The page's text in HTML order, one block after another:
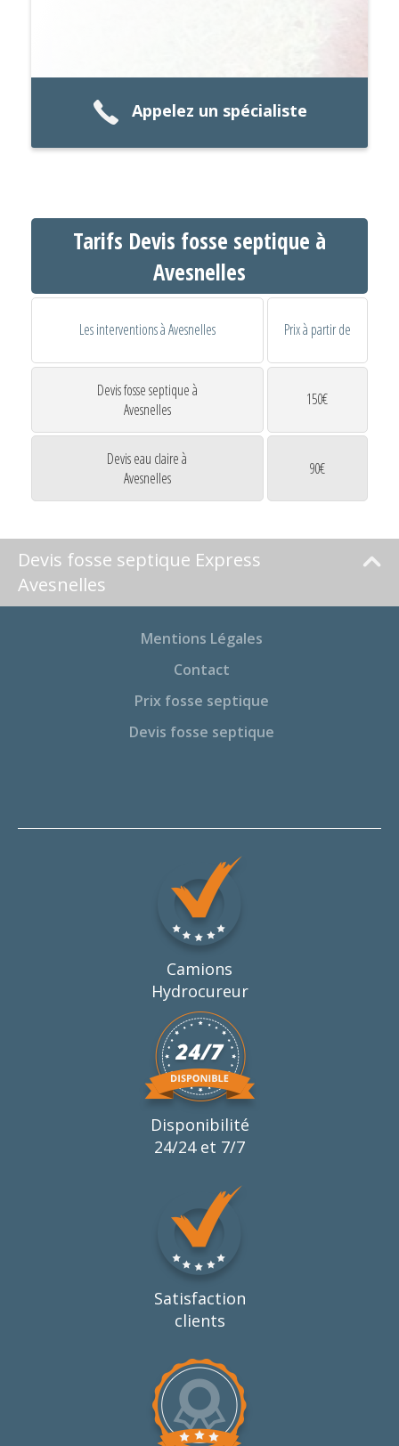
Appelez un spécialiste
Tarifs Devis fosse septique à
Avesnelles
Les interventions à Avesnelles Prix à partir de
Devis fosse septique à
Avesnelles
150€
Devis eau claire à
Avesnelles
90€
Devis fosse septique Express
Avesnelles
Mentions Légales
Contact
Prix fosse septique
Devis fosse septique
Camions
Hydrocureur
Disponibilité
24/24 et 7/7
Satisfaction
clients